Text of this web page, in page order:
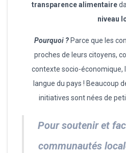
transparence alimentaire
niveau
Pourquoi ? Parce que les
proches de leurs citoyens,
contexte socio-économique,
langue du pays ! Beaucoup
initiatives sont nées de
Pour soutenir et
communautés